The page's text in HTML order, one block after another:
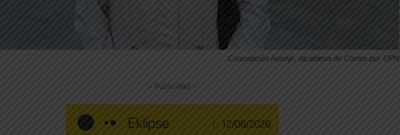
Concepción Ausejo, alcaldesa de Cortes por UPN
-- Publicidad --